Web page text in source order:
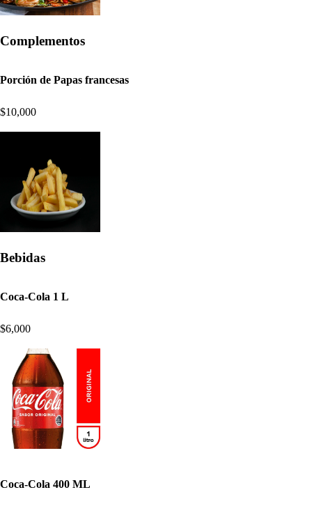
Complementos
Porción de Papas francesas
$10,000
Bebidas
Coca-Cola 1 L
$6,000
Coca-Cola 400 ML